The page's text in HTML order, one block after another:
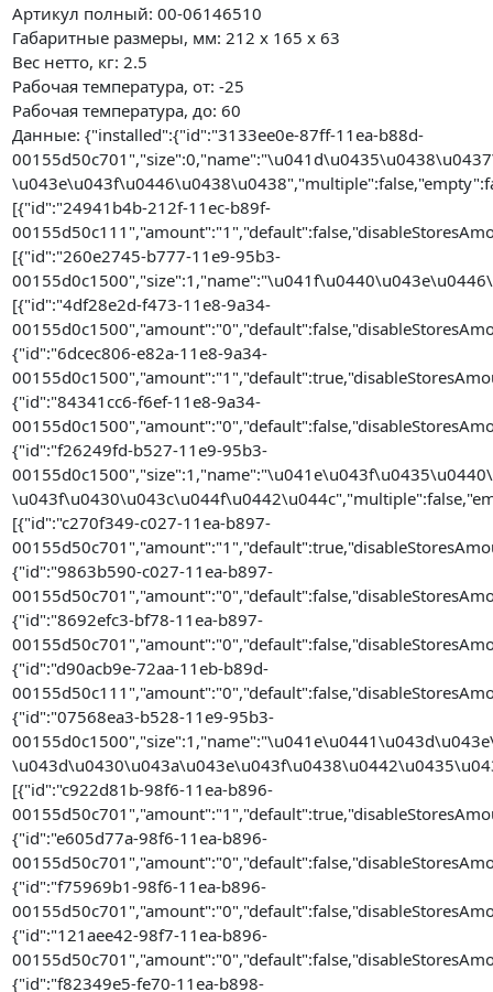
Артикул полный: 00-06146510
Габаритные размеры, мм: 212 x 165 x 63
Вес нетто, кг: 2.5
Рабочая температура, от: -25
Рабочая температура, до: 60
Данные: {"installed":{"id":"3133ee0e-87ff-11ea-b88d-
[{"id":"24941b4b-212f-11ec-b89f-
[{"id":"260e2745-b777-11e9-95b3-
[{"id":"4df28e2d-f473-11e8-9a34-
{"id":"6dcec806-e82a-11e8-9a34-
{"id":"84341cc6-f6ef-11e8-9a34-
{"id":"f26249fd-b527-11e9-95b3-
[{"id":"c270f349-c027-11ea-b897-
{"id":"9863b590-c027-11ea-b897-
{"id":"8692efc3-bf78-11ea-b897-
{"id":"d90acb9e-72aa-11eb-b89d-
{"id":"07568ea3-b528-11e9-95b3-
[{"id":"c922d81b-98f6-11ea-b896-
{"id":"e605d77a-98f6-11ea-b896-
{"id":"f75969b1-98f6-11ea-b896-
{"id":"121aee42-98f7-11ea-b896-
{"id":"f82349e5-fe70-11ea-b898-